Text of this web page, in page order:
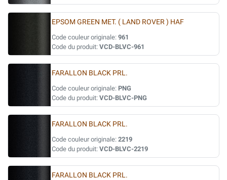
EPSOM GREEN MET. ( LAND ROVER ) HAF
Code couleur originale: 961
Code du produit: VCD-BLVC-961
FARALLON BLACK PRL.
Code couleur originale: PNG
Code du produit: VCD-BLVC-PNG
FARALLON BLACK PRL.
Code couleur originale: 2219
Code du produit: VCD-BLVC-2219
FARALLON BLACK PRL.